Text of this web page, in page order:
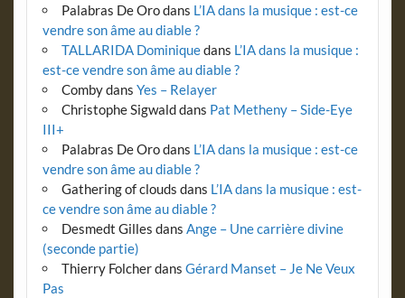
Palabras De Orodans L’IA dans la musique : est-ce
vendre son âme au diable ?
TALLARIDA Dominiquedans L’IA dans la musique :
est-ce vendre son âme au diable ?
Combydans Yes – Relayer
Christophe Sigwalddans Pat Metheny – Side-Eye
III+
Palabras De Orodans L’IA dans la musique : est-ce
vendre son âme au diable ?
Gathering of clouds dans L’IA dans la musique : est-
ce vendre son âme au diable ?
Desmedt Gilles dans Ange – Une carrière divine
(seconde partie)
Thierry Folcherdans Gérard Manset – Je Ne Veux
Pas